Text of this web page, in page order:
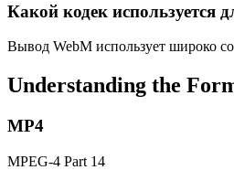
Какой кодек используется
Вывод WebM использует широко
Understanding the
MP4
MPEG-4 Part 14